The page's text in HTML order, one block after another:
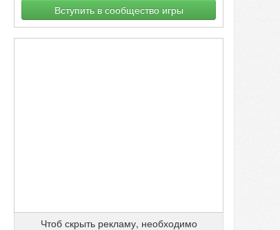
Вступить в сообщество игры
Чтоб скрыть рекламу, необходимо